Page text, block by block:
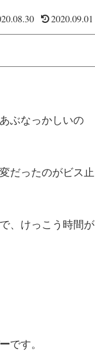
2020.09.01
ぶなっかしいの
だったのがビス止
、けっこう時間が
です。